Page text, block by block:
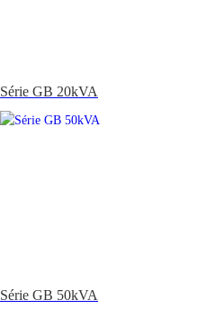
Série GB 20kVA
Série GB 50kVA